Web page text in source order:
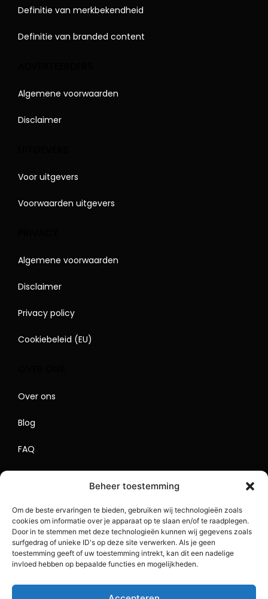
Beheer toestemming
Om de beste ervaringen te bieden, gebruiken wij technologieën zoals
cookies om informatie over je apparaat op te slaan en/of te raadplegen.
Door in te stemmen met deze technologieën kunnen wij gegevens zoals
surfgedrag of unieke ID's op deze site verwerken. Als je geen
toestemming geeft of uw toestemming intrekt, kan dit een nadelige
invloed hebben op bepaalde functies en mogelijkheden.
Definitie van merkbekendheid
Definitie van branded content
Algemene voorwaarden
Disclaimer
Voor uitgevers
Voorwaarden uitgevers
Algemene voorwaarden
Disclaimer
Privacy policy
Cookiebeleid (EU)
Over ons
Blog
FAQ
Lokaal Adverteren
Sitemap